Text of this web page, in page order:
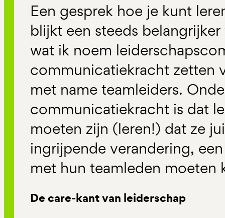
Een gesprek hoe je kunt
blijkt een steeds
wat ik noem
communicatiekracht zetten
met name teamleiders.
communicatiekracht is dat
moeten zijn (leren!) dat ze
ingrijpende verandering,
met hun teamleden moeten
De care-kant van leiderschap